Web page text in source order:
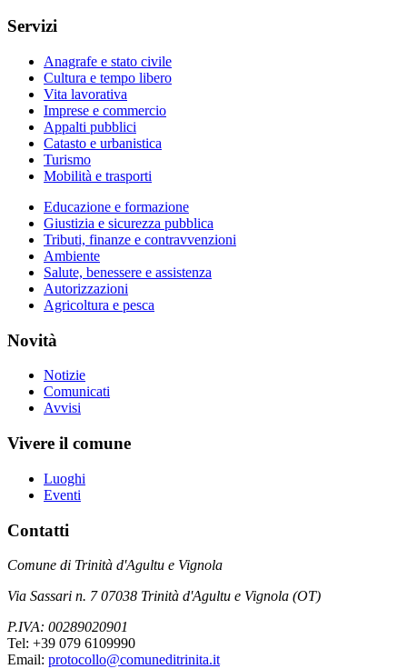
Servizi
Anagrafe e stato civile
Cultura e tempo libero
Vita lavorativa
Imprese e commercio
Appalti pubblici
Catasto e urbanistica
Turismo
Mobilità e trasporti
Educazione e formazione
Giustizia e sicurezza pubblica
Tributi, finanze e contravvenzioni
Ambiente
Salute, benessere e assistenza
Autorizzazioni
Agricoltura e pesca
Novità
Notizie
Comunicati
Avvisi
Vivere il comune
Luoghi
Eventi
Contatti
Comune di Trinità d'Agultu e Vignola
Via Sassari n. 7 07038 Trinità d'Agultu e Vignola (OT)
P.IVA: 00289020901
Tel: +39 079 6109990
Email: protocollo@comuneditrinita.it